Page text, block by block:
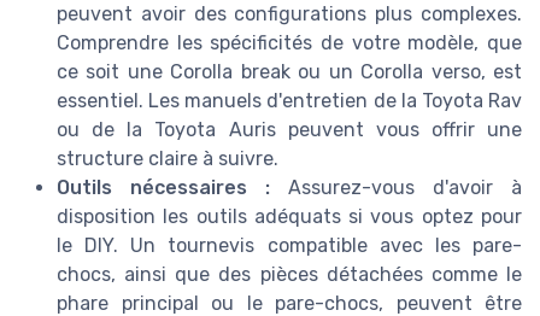
peuvent avoir des configurations plus complexes.
Comprendre les spécificités de votre modèle, que
ce soit une Corolla break ou un Corolla verso, est
essentiel. Les manuels d'entretien de la Toyota Rav
ou de la Toyota Auris peuvent vous offrir une
structure claire à suivre.
Outils nécessaires : Assurez-vous d'avoir à
disposition les outils adéquats si vous optez pour
le DIY. Un tournevis compatible avec les pare-
chocs, ainsi que des pièces détachées comme le
phare principal ou le pare-chocs, peuvent être